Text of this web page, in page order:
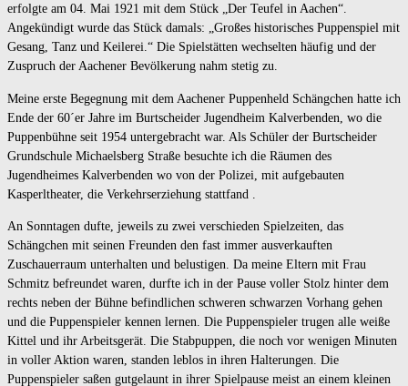
erfolgte am 04. Mai 1921 mit dem Stück „Der Teufel in Aachen“.
Angekündigt wurde das Stück damals: „Großes historisches Puppenspiel mit
Gesang, Tanz und Keilerei.“ Die Spielstätten wechselten häufig und der
Zuspruch der Aachener Bevölkerung nahm stetig zu.
Meine erste Begegnung mit dem Aachener Puppenheld Schängchen hatte ich
Ende der 60´er Jahre im Burtscheider Jugendheim Kalverbenden, wo die
Puppenbühne seit 1954 untergebracht war. Als Schüler der Burtscheider
Grundschule Michaelsberg Straße besuchte ich die Räumen des
Jugendheimes Kalverbenden wo von der Polizei, mit aufgebauten
Kasperltheater, die Verkehrserziehung stattfand .
An Sonntagen dufte, jeweils zu zwei verschieden Spielzeiten, das
Schängchen mit seinen Freunden den fast immer ausverkauften
Zuschauerraum unterhalten und belustigen. Da meine Eltern mit Frau
Schmitz befreundet waren, durfte ich in der Pause voller Stolz hinter dem
rechts neben der Bühne befindlichen schweren schwarzen Vorhang gehen
und die Puppenspieler kennen lernen. Die Puppenspieler trugen alle weiße
Kittel und ihr Arbeitsgerät. Die Stabpuppen, die noch vor wenigen Minuten
in voller Aktion waren, standen leblos in ihren Halterungen. Die
Puppenspieler saßen gutgelaunt in ihrer Spielpause meist an einem kleinen